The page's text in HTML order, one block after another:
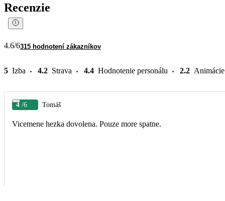
Recenzie
4.6/6315 hodnotení zákazníkov
5 Izba 4.2 Strava 4.4 Hodnotenie personálu 2.2 Animácie
4 /6 Tomáš
Vicemene hezka dovolena. Pouze more spatne.